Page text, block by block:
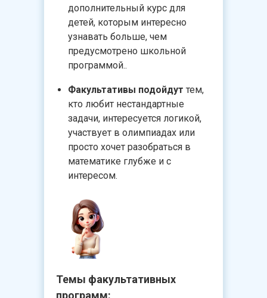
дополнительный курс для
детей, которым интересно
узнавать больше, чем
предусмотрено школьной
программой..
Факультативы подойдут тем,
кто любит нестандартные
задачи, интересуется логикой,
участвует в олимпиадах или
просто хочет разобраться в
математике глубже и с
интересом.
Темы факультативных
программ: